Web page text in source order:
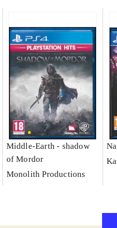
Middle-Earth - shadow
of Mordor
Monolith Productions